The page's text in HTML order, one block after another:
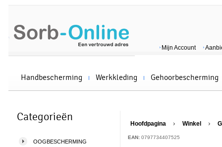
Mijn Account
Handbescherming Werkkleding Gehoorbescherming
Categorieën
OOGBESCHERMING
Hoofdpagina Winkel
EAN: 0797734407525